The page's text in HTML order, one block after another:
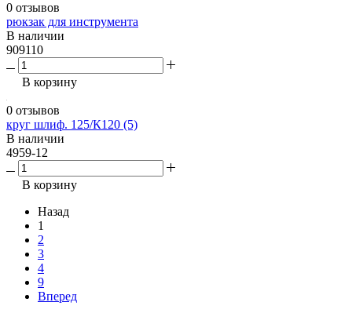
0 отзывов
рюкзак для инструмента
В наличии
909110
В корзину
0 отзывов
круг шлиф. 125/К120 (5)
В наличии
4959-12
В корзину
Назад
1
2
3
4
9
Вперед